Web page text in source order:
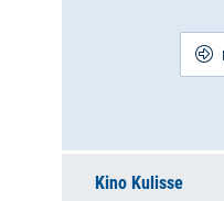
Kino Kulisse